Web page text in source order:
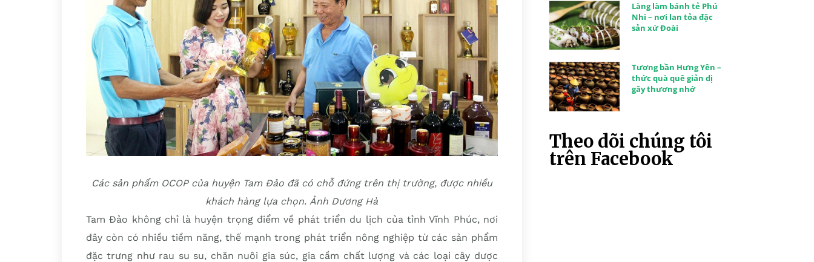
Các sản phẩm OCOP của huyện Tam Đảo đã có chỗ đứng trên thị trường, được nhiều
khách hàng lựa chọn. Ảnh Dương Hà
Tam Đảo không chỉ là huyện trọng điểm về phát triển du lịch của tỉnh Vĩnh Phúc, nơi
đây còn có nhiều tiềm năng, thế mạnh trong phát triển nông nghiệp từ các sản phẩm
đặc trưng như rau su su, chăn nuôi gia súc, gia cầm chất lượng và các loại cây dược
Làng làm bánh tẻ Phú
Nhi – nơi lan tỏa đặc
sản xứ Đoài
Tương bần Hưng Yên –
thức quà quê giản dị
gây thương nhớ
Theo dõi chúng tôi
trên Facebook